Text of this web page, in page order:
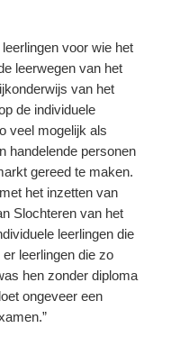
voor wie het
leerwegen van het
van het
de individuele
veel mogelijk als
handelende personen
gereed te maken.
het inzetten van
Slochteren van het
leerlingen die
leerlingen die zo
hen zonder diploma
ongeveer een